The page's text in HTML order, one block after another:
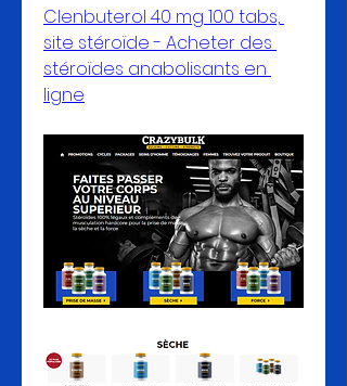
Clenbuterol 40 mg 100 tabs,
site stéroïde - Acheter des
stéroïdes anabolisants en
ligne